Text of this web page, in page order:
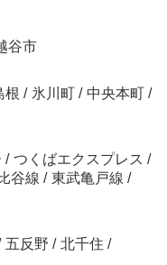
谷市
根 / 氷川町 / 中央本町 /
/ つくばエクスプレス /
谷線 / 東武亀戸線 /
五反野 / 北千住 /